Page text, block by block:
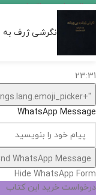
نگرشی ژرف
ارسال پیام در واتساپ
کارشناس فروش
23:31
"+chaty_settings.lang.emoji_picker+"
WhatsApp Message
WhatsApp Message
Hide WhatsApp Form
درخواست خرید این کتاب